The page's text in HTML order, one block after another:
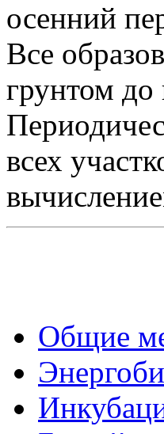
осенний
Все
грунтом до
всех
Общие